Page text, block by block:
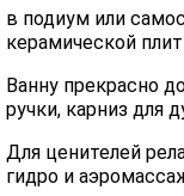
в подиум или
керамической
Ванну прекрасно
ручки, карниз для
Для ценителей
гидро и